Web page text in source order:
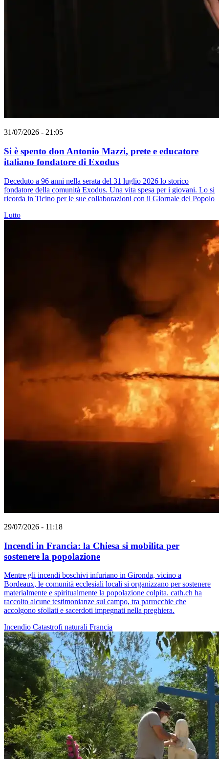
31/07/2026 - 21:05
Si è spento don Antonio Mazzi, prete e educatore
italiano fondatore di Exodus
Deceduto a 96 anni nella serata del 31 luglio 2026 lo storico
fondatore della comunità Exodus. Una vita spesa per i giovani. Lo si
ricorda in Ticino per le sue collaborazioni con il Giornale del Popolo
Lutto
29/07/2026 - 11:18
Incendi in Francia: la Chiesa si mobilita per
sostenere la popolazione
Mentre gli incendi boschivi infuriano in Gironda, vicino a
Bordeaux, le comunità ecclesiali locali si organizzano per sostenere
materialmente e spiritualmente la popolazione colpita. cath.ch ha
raccolto alcune testimonianze sul campo, tra parrocchie che
accolgono sfollati e sacerdoti impegnati nella preghiera.
Incendio Catastrofi naturali Francia